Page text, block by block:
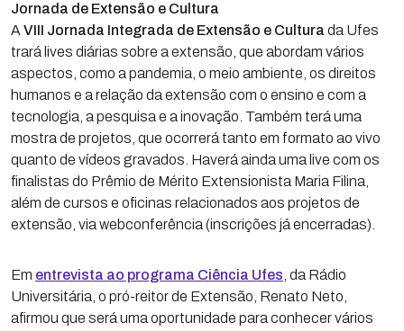
Jornada de Extensão e Cultura
A VIII Jornada Integrada de Extensão e Cultura da Ufes
trará lives diárias sobre a extensão, que abordam vários
aspectos, como a pandemia, o meio ambiente, os direitos
humanos e a relação da extensão com o ensino e com a
tecnologia, a pesquisa e a inovação. Também terá uma
mostra de projetos, que ocorrerá tanto em formato ao vivo
quanto de vídeos gravados. Haverá ainda uma live com os
finalistas do Prêmio de Mérito Extensionista Maria Filina,
além de cursos e oficinas relacionados aos projetos de
extensão, via webconferência (inscrições já encerradas).
Em entrevista ao programa Ciência Ufes , da Rádio
Universitária, o pró-reitor de Extensão, Renato Neto,
afirmou que será uma oportunidade para conhecer vários